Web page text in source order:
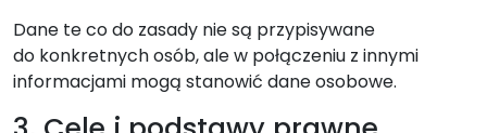
Dane te co do zasady nie są przypisywane
do konkretnych osób, ale w połączeniu z innymi
informacjami mogą stanowić dane osobowe.